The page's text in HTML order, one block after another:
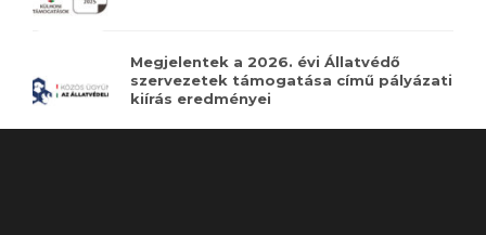
Megjelentek a 2026. évi Állatvédő
szervezetek támogatása című pályázati
kiírás eredményei